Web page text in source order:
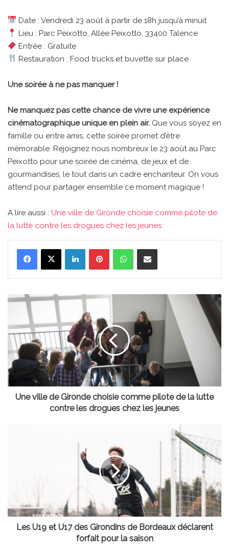
Date : Vendredi 23 août à partir de 18h jusqu’à minuit
Lieu : Parc Peixotto, Allée Peixotto, 33400 Talence
Entrée : Gratuite
Restauration : Food trucks et buvette sur place
Une soirée à ne pas manquer !
Ne manquez pas cette chance de vivre une expérience
cinématographique unique en plein air. Que vous soyez en
famille ou entre amis, cette soirée promet d’être
mémorable. Rejoignez nous nombreux le 23 août au Parc
Peixotto pour une soirée de cinéma, de jeux et de
gourmandises, le tout dans un cadre enchanteur. On vous
attend pour partager ensemble ce moment magique !
A lire aussi : Une ville de Gironde choisie comme pilote de
la lutte contre les drogues chez les jeunes
LinkedinPinterestWhatsAppPartager par email
Une
Gironde
choisie
comme
pilote
de
la
lutteUne ville de Gironde choisie comme pilote de la lutte
contre les drogues chez les jeunes
Bordeaux
déclarent
forfaitLes U19 et U17 des Girondins de Bordeaux déclarent
forfait pour la saison